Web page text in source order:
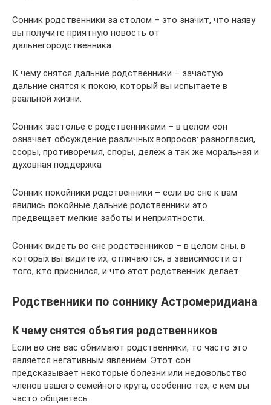
Cонник родственники за столом – это значит, что наяву
вы получите приятную новость от
дальнегородственника.
К чему снятся дальние родственники – зачастую
дальние снятся к покою, который вы испытаете в
реальной жизни.
Cонник застолье с родственниками – в целом сон
означает обсуждение различных вопросов: разногласия,
ссоры, противоречия, споры, делёж а так же моральная и
духовная поддержка
Cонник покойники родственники – если во сне к вам
явились покойные дальние родственники это
предвещает мелкие заботы и неприятности.
Cонник видеть во сне родственников – в целом сны, в
которых вы видите их, отличаются, в зависимости от
того, кто приснился, и что этот родственник делает.
Родственники по соннику Астромеридиана
К чему снятся объятия родственников
Если во сне вас обнимают родственники, то часто это
является негативным явлением. Этот сон
предсказывает некоторые болезни или недовольство
членов вашего семейного круга, особенно тех, с кем вы
часто общаетесь.